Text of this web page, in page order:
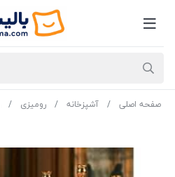
صفحه اصلی آشپزخانه رومیزی